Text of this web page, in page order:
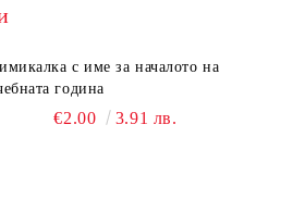
с име за началото на
година
€2.00 3.91 лв.